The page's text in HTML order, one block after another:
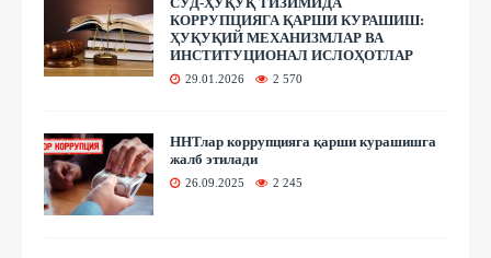
КОРРУПЦИЯГА ҚАРШИ КУРАШИШ:
ҲУҚУҚИЙ МЕХАНИЗМЛАР ВА
ИНСТИТУЦИОНАЛ ИСЛОҲОТЛАР
29.01.2026 2 570
ННТлар коррупцияга қарши курашишга
жалб этилади
26.09.2025 2 245